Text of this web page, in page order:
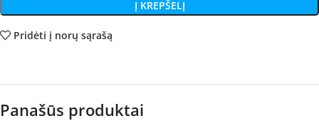
Į KREPŠELĮ
Pridėti į norų sąrašą
Panašūs produktai